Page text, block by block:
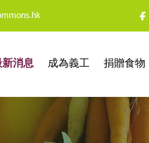
新消息 成為義工 捐贈食物